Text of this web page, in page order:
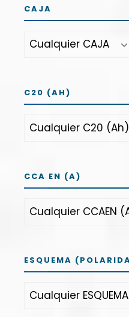
CAJA
C20 (AH)
CCA EN (A)
ESQUEMA